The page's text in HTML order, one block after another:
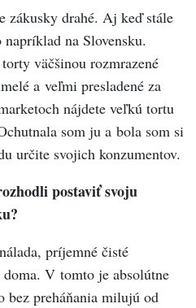
zákusky drahé. Aj keď stále
na Slovensku.
väčšinou rozmrazené
a veľmi presladené za
nájdete veľkú tortu
som ju a bola som si
určite svojich konzumentov.
postaviť svoju
príjemné čisté
V tomto je absolútne
bez preháňania milujú od